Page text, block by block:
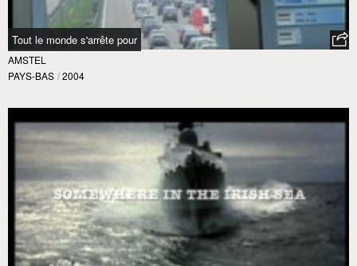
Tout le monde s'arrête pour
AMSTEL
PAYS-BAS / 2004